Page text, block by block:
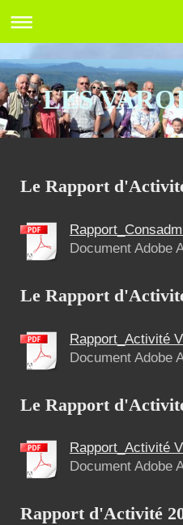
LES
Le Rapport
Document Adobe
Le Rapport
Rapport_Activité
Document Adobe
Le Rapport
Rapport_Activité
Document Adobe
Rapport d'Activité